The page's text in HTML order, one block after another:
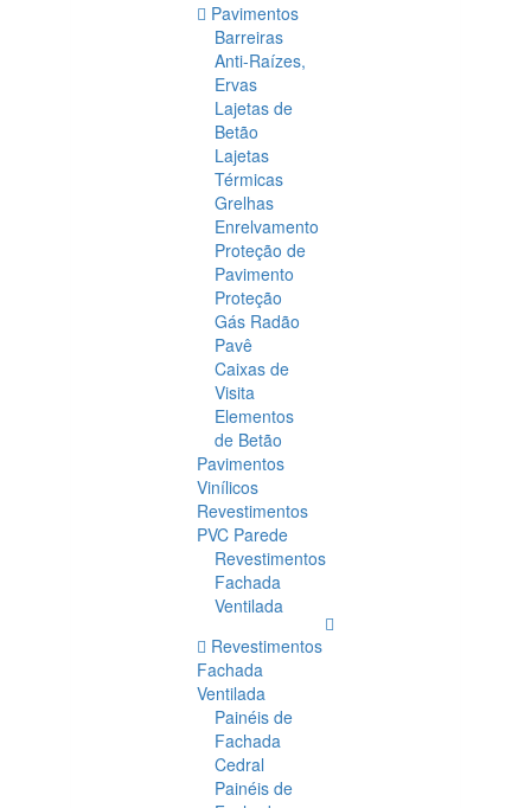
Pavimentos
Barreiras
Anti-Raízes,
Ervas
Lajetas de
Betão
Lajetas
Térmicas
Grelhas
Enrelvamento
Proteção de
Pavimento
Proteção
Gás Radão
Pavê
Caixas de
Visita
Elementos
de Betão
Pavimentos
Vinílicos
Revestimentos
PVC Parede
Revestimentos
Fachada
Ventilada
Revestimentos
Fachada
Ventilada
Painéis de
Fachada
Cedral
Painéis de